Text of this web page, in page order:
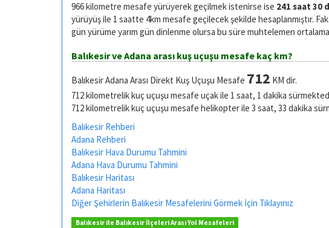
966 kilometre mesafe yürüyerek geçilmek istenirse ise 241 saat 30
yürüyüş ile 1 saatte 4km mesafe geçilecek şekilde hesaplanmıştır.
gün yürüme yarım gün dinlenme olursa bu süre muhtelemen
Balıkesir ve Adana arası kuş uçuşu mesafe kaç km?
Balıkesir Adana Arası Direkt Kuş Uçuşu Mesafe 712 KM dir.
712 kilometrelik kuç uçuşu mesafe uçak ile 1 saat, 1 dakika
712 kilometrelik kuç uçuşu mesafe helikopter ile 3 saat, 33 dakika
Balıkesir Rehberi
Adana Rehberi
Balıkesir Hava Durumu Tahmini
Adana Hava Durumu Tahmini
Balıkesir Haritası
Adana Haritası
Diğer Şehirlerin Balıkesir Mesafelerini Görmek İçin Tıklayınız
Balıkesir ile Balıkesir İlçeleri Arası Yol Mesafeleri